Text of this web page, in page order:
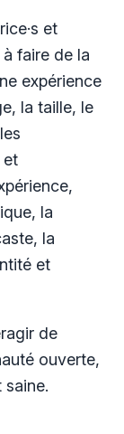
et
à faire de la
expérience
la taille, le
et
la
la
et
de
ouverte,